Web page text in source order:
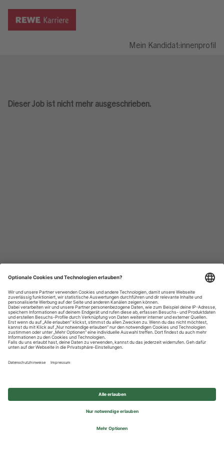
Mein Kandidat:innenprofil
Dieser Job ist nicht mehr ausgeschrieben.
Datenschutzhinweise
Impressum
Privatsphäre-Einstellungen
© 2026 REWE Group - All rights reserved